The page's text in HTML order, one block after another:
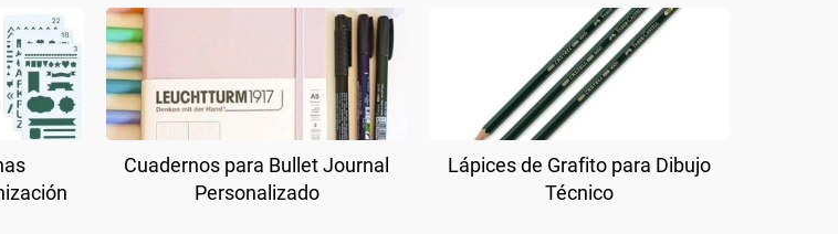
Cuadernos para Bullet Journal
Personalizado
Lápices de Grafito para Dibujo
Técnico